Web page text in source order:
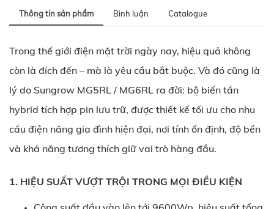
Thông tin sản phẩm Bình luận Catalogue
Trong thế giới điện mặt trời ngày nay, hiệu quả không
còn là đích đến – mà là yêu cầu bắt buộc. Và đó cũng là
lý do Sungrow MG5RL / MG6RL ra đời: bộ biến tần
hybrid tích hợp pin lưu trữ, được thiết kế tối ưu cho nhu
cầu điện năng gia đình hiện đại, nơi tính ổn định, độ bền
và khả năng tương thích giữ vai trò hàng đầu.
1. HIỆU SUẤT VƯỢT TRỘI TRONG MỌI ĐIỀU KIỆN